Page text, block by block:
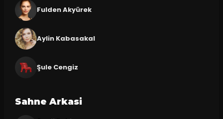
Fulden Akyürek
Aylin Kabasakal
Şule Cengiz
Sahne Arkasi